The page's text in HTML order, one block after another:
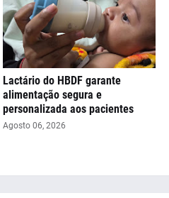
Lactário do HBDF garante
alimentação segura e
personalizada aos pacientes
Agosto 06, 2026